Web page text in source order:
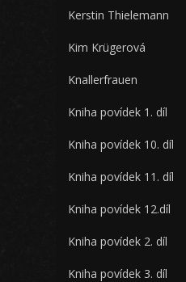
Kerstin Thielemann
Kim Krügerová
Knallerfrauen
Kniha povídek 1. díl
Kniha povídek 10. díl
Kniha povídek 11. díl
Kniha povídek 12.díl
Kniha povídek 2. díl
Kniha povídek 3. díl